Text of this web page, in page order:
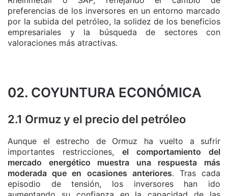
preferencias de los inversores en un entorno marcado
por la subida del petróleo, la solidez de los beneficios
empresariales y la búsqueda de sectores con
valoraciones más atractivas.
02. COYUNTURA ECONÓMICA
2.1 Ormuz y el precio del petróleo
Aunque el estrecho de Ormuz ha vuelto a sufrir
importantes restricciones, el comportamiento del
mercado energético muestra una respuesta más
moderada que en ocasiones anteriores. Tras cada
episodio de tensión, los inversores han ido